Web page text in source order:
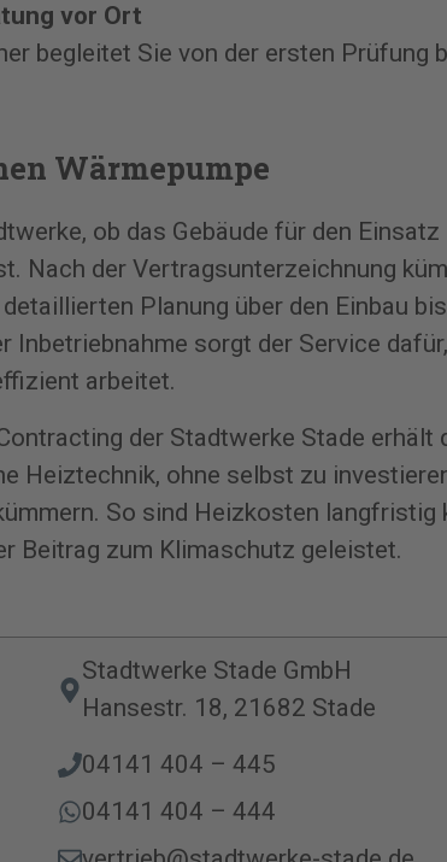
vor Ort
begleitet Sie von der ersten Prüfung
Wärmepumpe
ob das Gebäude für den Einsatz
Nach der Vertragsunterzeichnung
Planung über den Einbau
Inbetriebnahme sorgt der Service
arbeitet.
der Stadtwerke Stade erhält
Heiztechnik, ohne selbst zu
So sind Heizkosten langfristig
Beitrag zum Klimaschutz geleistet.
Stadtwerke Stade GmbH
Hansestr. 18, 21682 Stade
04141 404 – 445
04141 404 – 444